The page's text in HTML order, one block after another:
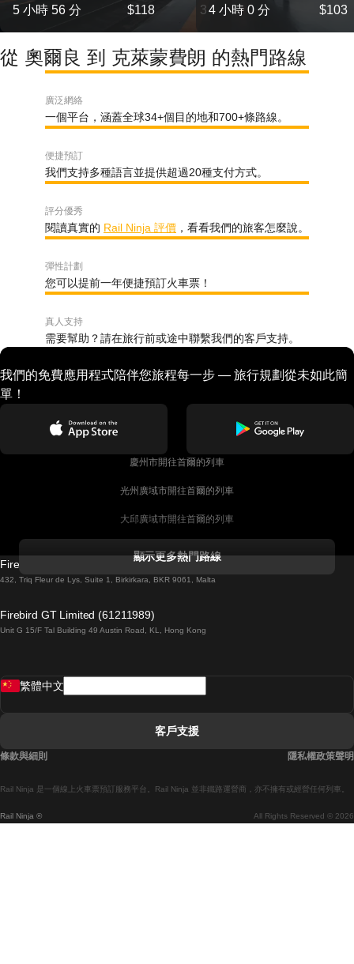
5 小時 56 分 $118 34 小時 0 分 $103
從 奧爾良 到 克萊蒙費朗 的熱門路線
廣泛網絡
一個平台，涵蓋全球34+個目的地和700+條路線。
便捷預訂
我們支持多種語言並提供超過20種支付方式。
評分優秀
閱讀真實的 Rail Ninja 評價 ，看看我們的旅客怎麼說。
彈性計劃
您可以提前一年便捷預訂火車票！
真人支持
需要幫助？請在旅行前或途中聯繫我們的客戶支持。
我們的免費應用程式陪伴您旅程每一步 — 旅行規劃從未如此簡
單！
慶州市開往首爾的列車
光州廣域市開往首爾的列車
大邱廣域市開往首爾的列車
都柏林開往戈尔韦的列車
羅馬開往拿坡里的列車
顯示更多熱門路線
Firebird GT Limited (OC 1451)
432, Triq Fleur de Lys, Suite 1, Birkirkara, BKR 9061, Malta
Firebird GT Limited (61211989)
Unit G 15/F Tal Building 49 Austin Road, KL, Hong Kong
Rail Ninja ® All Rights Reserved © 2026
Rail Ninja 是一個線上火車票預訂服務平台。Rail Ninja 並非鐵路運營商，亦不擁有或經營任何列車。
繁體中文
客戶支援
條款與細則 隱私權政策聲明